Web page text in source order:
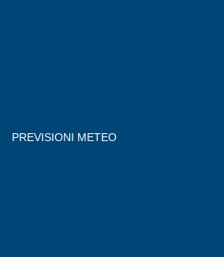
PREVISIONI METEO